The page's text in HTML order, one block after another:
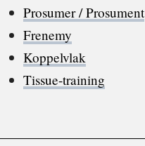
Prosumer / Prosument
Frenemy
Koppelvlak
Tissue-training